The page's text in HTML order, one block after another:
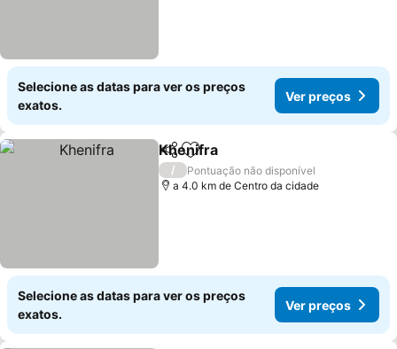
Selecione as datas para ver os preços
exatos.
Ver preços
PartilharAdicionar aos favoritos
Khenifra
/
Pontuação não disponível
a 4.0 km de Centro da cidade
Selecione as datas para ver os preços
exatos.
Ver preços